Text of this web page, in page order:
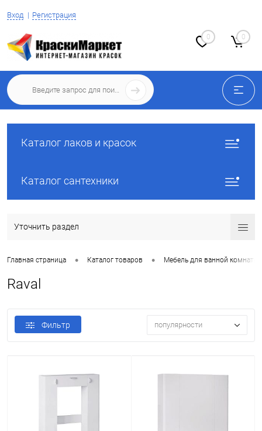
Вход Регистрация
0 0
Каталог лаков и красок
Каталог сантехники
Уточнить раздел
Главная страница • Каталог товаров • Мебель для ванной комнаты
Raval
Фильтр популярности